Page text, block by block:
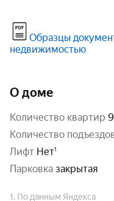
Образцы
недвижимостью
О доме
количество квартир 9
количество
Лифт Нет
парковка закрытая
1. По данным Яндекса